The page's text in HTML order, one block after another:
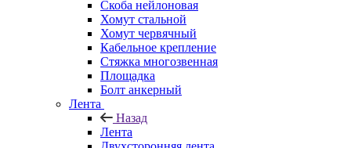
Скоба нейлоновая
Хомут стальной
Хомут червячный
Кабельное крепление
Стяжка многозвенная
Площадка
Болт анкерный
Лента
Назад
Лента